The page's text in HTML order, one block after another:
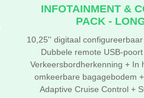
INFOTAINMENT &
PACK -
10,25'' digitaal
Dubbele remote USB-
Verkeersbordherkenning + In
omkeerbare bagagebodem
Adaptive Cruise Control +